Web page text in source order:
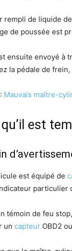
rempli de liquide
de poussée est
ensuite envoyé à
la pédale de
Mauvais maître-
est
est équipé de
particulier
témoin de feu
un capteur OBD2